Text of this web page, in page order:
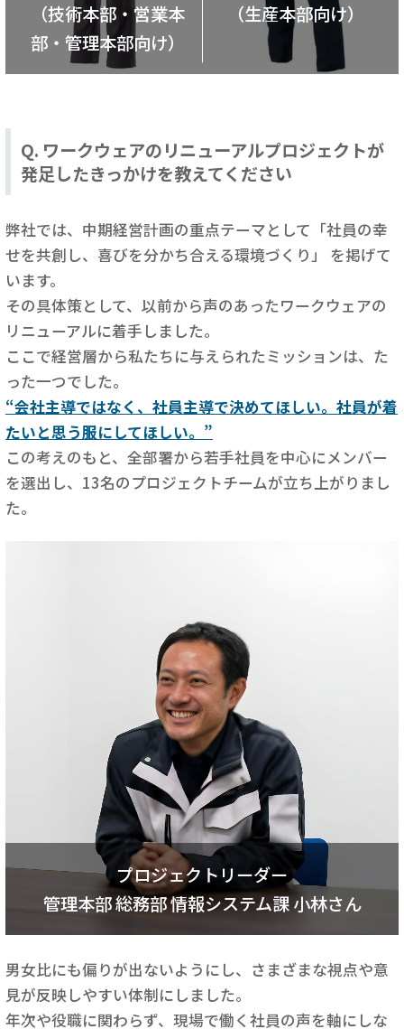
（技術本部・ 営業本
部・管理本部向け）
（生産本部向け）
Q. ワークウェアのリニューアルプロジェクトが
発足したきっかけを教えてください
弊社では、中期経営計画の重点テーマとして「社員の幸
せを共創し、喜びを分かち合える環境づくり」 を掲げて
います。
その具体策として、以前から声のあったワークウェアの
リニューアルに着手しました。
ここで経営層から私たちに与えられたミッションは、た
った一つでした。
“会社主導ではなく、社員主導で決めてほしい。社員が着
たいと思う服にしてほしい。”
この考えのもと、全部署から若手社員を中心にメンバー
を選出し、13名のプロジェクトチームが立ち上がりまし
た。
プロジェクトリーダー
管理本部 総務部 情報システム課 小林さん
男女比にも偏りが出ないようにし、さまざまな視点や意
見が反映しやすい体制にしました。
年次や役職に関わらず、現場で働く社員の声を軸にしな